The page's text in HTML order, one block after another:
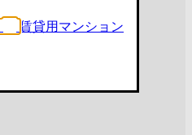
賃貸用マンション